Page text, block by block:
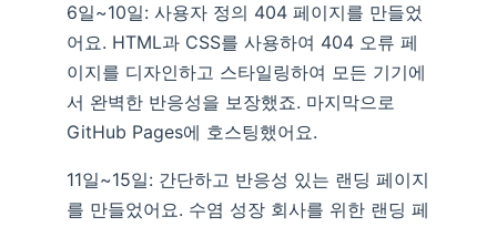
6일~10일: 사용자 정의 404 페이지를 만들었
어요. HTML과 CSS를 사용하여 404 오류 페
이지를 디자인하고 스타일링하여 모든 기기에
서 완벽한 반응성을 보장했죠. 마지막으로
GitHub Pages에 호스팅했어요.
11일~15일: 간단하고 반응성 있는 랜딩 페이지
를 만들었어요. 수염 성장 회사를 위한 랜딩 페